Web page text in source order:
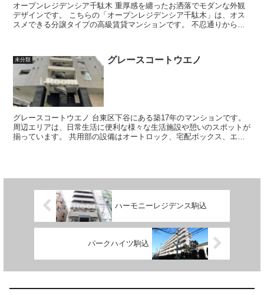
オープンレジデンシア千駄木 重厚感を纏ったお洒落でモダンな外観
デザインです。 こちらの「オープンレジデンシア千駄木」は、オス
スメできる分譲タイプの高級賃貸マンションです。 不忍通りから一
未分類 グレースコートウエノ
グレースコートウエノ 台東区下谷にある築17年のマンションです。
周辺エリアは、日常生活に便利な様々な生活施設や憩いのスポットが
揃っています。 共用部の設備はオートロック、宅配ボックス、エレ
ハーモニーレジデンス駒込
パークハイツ駒込